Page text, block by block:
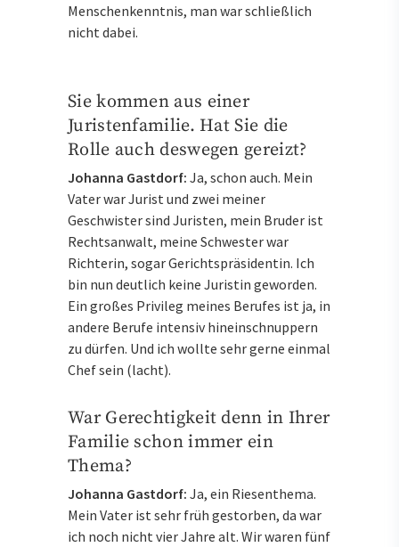
Menschenkenntnis, man war schließlich
nicht dabei.
Sie kommen aus einer
Juristenfamilie. Hat Sie die
Rolle auch deswegen gereizt?
Johanna Gastdorf: Ja, schon auch. Mein
Vater war Jurist und zwei meiner
Geschwister sind Juristen, mein Bruder ist
Rechtsanwalt, meine Schwester war
Richterin, sogar Gerichtspräsidentin. Ich
bin nun deutlich keine Juristin geworden.
Ein großes Privileg meines Berufes ist ja, in
andere Berufe intensiv hineinschnuppern
zu dürfen. Und ich wollte sehr gerne einmal
Chef sein (lacht).
War Gerechtigkeit denn in Ihrer
Familie schon immer ein
Thema?
Johanna Gastdorf: Ja, ein Riesenthema.
Mein Vater ist sehr früh gestorben, da war
ich noch nicht vier Jahre alt. Wir waren fünf